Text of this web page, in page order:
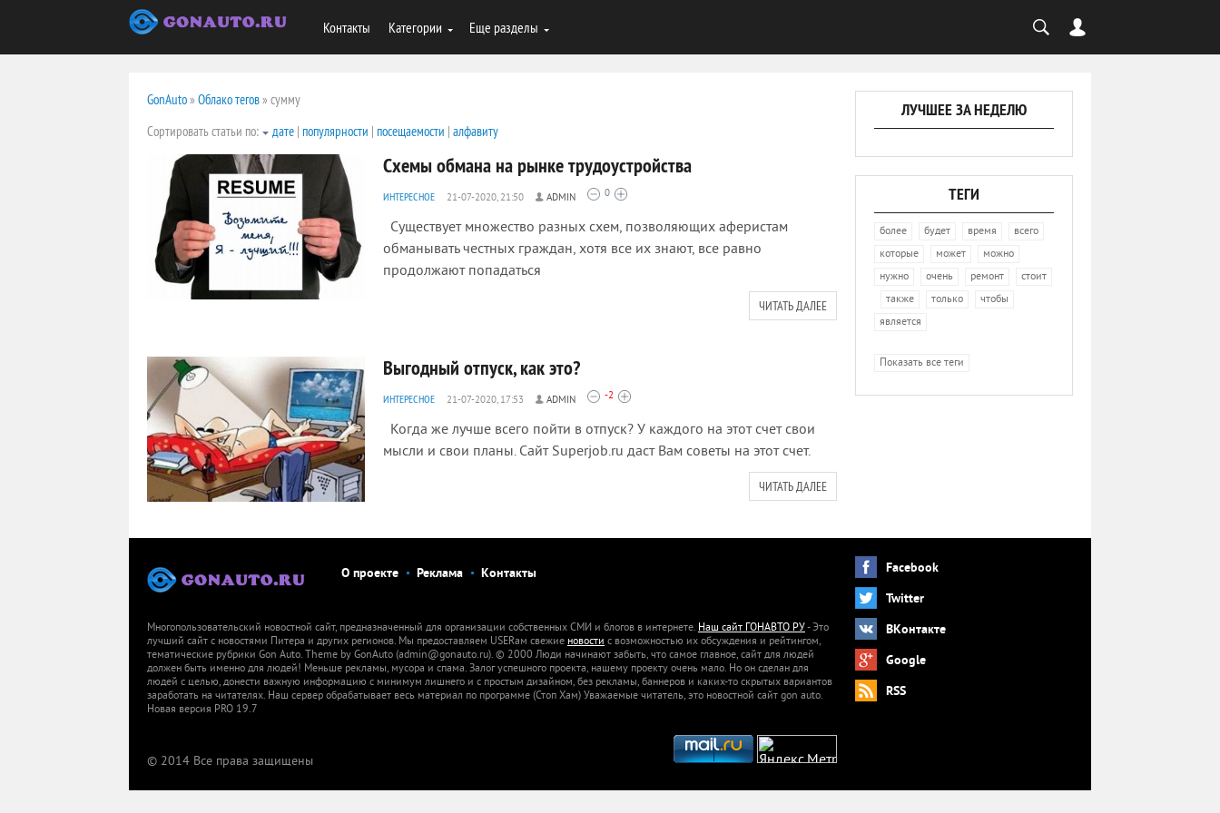
Контакты Категории Еще разделы
GonAuto» Облако тегов» сумму
Сортировать статьи по:
дате | популярности | посещаемости | алфавиту
Схемы обмана на рынке трудоустройства
ИНТЕРЕСНОЕ 21-07-2020, 21:50 ADMIN 0
Существует множество разных схем, позволяющих аферистам
обманывать честных граждан, хотя все их знают, все равно
продолжают попадаться
ЧИТАТЬ ДАЛЕЕ
Выгодный отпуск, как это?
ИНТЕРЕСНОЕ 21-07-2020, 17:53 ADMIN -2
Когда же лучше всего пойти в отпуск? У каждого на этот счет свои
мысли и свои планы. Сайт Superjob.ru даст Вам советы на этот счет.
ЧИТАТЬ ДАЛЕЕ
ЛУЧШЕЕ ЗА НЕДЕЛЮ
ТЕГИ
более будет время всего
которые может можно
нужно очень ремонт стоит
также только чтобы
является
Показать все теги
О проекте Реклама Контакты
Многопользовательский новостной сайт, предназначенный для организации собственных СМИ и блогов в интернете. Наш сайт ГОНАВТО РУ- Это
лучший сайт с новостями Питера и других регионов. Мы предоставляем USERам свежие новости с возможностью их обсуждения и рейтингом,
тематические рубрики Gon Auto. Theme by GonAuto (admin@gonauto.ru). © 2000 Люди начинают забыть, что самое главное, сайт для людей
должен быть именно для людей! Меньше рекламы, мусора и спама. Залог успешного проекта, нашему проекту очень мало. Но он сделан для
людей с целью, донести важную информацию с минимум лишнего и с простым дизайном, без рекламы, баннеров и каких-то скрытых вариантов
заработать на читателях. Наш сервер обрабатывает весь материал по программе (Стоп Хам) Уважаемые читатель, это новостной сайт gon auto.
Новая версия PRO 19.7
© 2014 Все права защищены
Facebook
Twitter
ВКонтакте
Google
RSS